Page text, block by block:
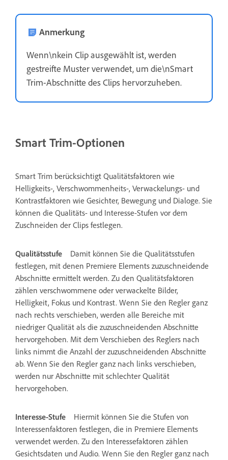
Anmerkung
Wenn\nkein Clip ausgewählt ist, werden
gestreifte Muster verwendet, um die\nSmart
Trim-Abschnitte des Clips hervorzuheben.
Smart Trim-Optionen
Smart Trim berücksichtigt Qualitätsfaktoren wie
Helligkeits-, Verschwommenheits-, Verwackelungs- und
Kontrastfaktoren wie Gesichter, Bewegung und Dialoge. Sie
können die Qualitäts- und Interesse-Stufen vor dem
Zuschneiden der Clips festlegen.
Qualitätsstufe
Damit können Sie die Qualitätsstufen
festlegen, mit denen Premiere Elements zuzuschneidende
Abschnitte ermittelt werden. Zu den Qualitätsfaktoren
zählen verschwommene oder verwackelte Bilder,
Helligkeit, Fokus und Kontrast. Wenn Sie den Regler ganz
nach rechts verschieben, werden alle Bereiche mit
niedriger Qualität als die zuzuschneidenden Abschnitte
hervorgehoben. Mit dem Verschieben des Reglers nach
links nimmt die Anzahl der zuzuschneidenden Abschnitte
ab. Wenn Sie den Regler ganz nach links verschieben,
werden nur Abschnitte mit schlechter Qualität
hervorgehoben.
Interesse-Stufe
Hiermit können Sie die Stufen von
Interessenfaktoren festlegen, die in Premiere Elements
verwendet werden. Zu den Interessefaktoren zählen
Gesichtsdaten und Audio. Wenn Sie den Regler ganz nach